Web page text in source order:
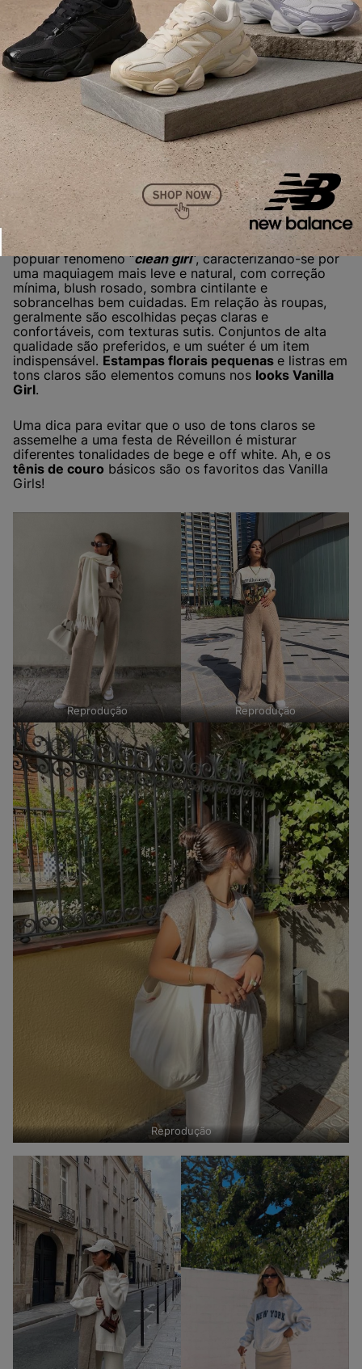
Vanilla Girl
Aestética Vanilla Girlnão é exatamente uma
novidade, mas continua fazendo sucesso no TikTok!
Traduzida literalmente como “Garota Baunilha “, essa
microtendência traz à tona um
visual minimalista,
limpo, suave e delicado, inspirado pela suavidade da
baunilha. A estética explora uma paleta decores
neutrase terrosas, incluindo tons de marrom, bege,
off white e rosa bebê. A ênfase está em maquiagens
que realçam a beleza natural, evitando o uso
excessivo de produtos.
Em essência, a estética Vanilla Girl se assemelha ao
popular fenômeno “clean girl“, caracterizando-se por
uma maquiagem mais leve e natural, com correção
mínima, blush rosado, sombra cintilante e
sobrancelhas bem cuidadas. Em relação às roupas,
geralmente são escolhidas peças claras e
confortáveis, com texturas sutis. Conjuntos de alta
qualidade são preferidos, e um suéter é um item
indispensável. Estampas florais pequenas e listras em
tons claros são elementos comuns nos looks Vanilla
Girl.
Uma dica para evitar que o uso de tons claros se
assemelhe a uma festa de Réveillon é misturar
diferentes tonalidades de bege e off white. Ah, e os
tênis de couro básicos são os favoritos das Vanilla
Girls!
Reprodução Reprodução
Reprodução